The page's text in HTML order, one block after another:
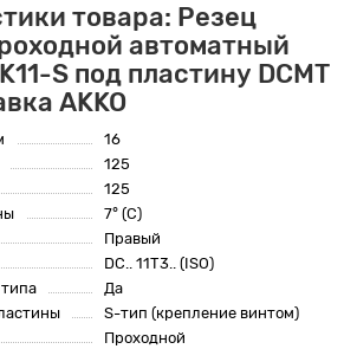
товара: Резец
автоматный
S под пластину DCMT
AKKO
16
125
125
7° (C)
Правый
DC.. 11T3.. (ISO)
Да
S-тип (крепление винтом)
Проходной